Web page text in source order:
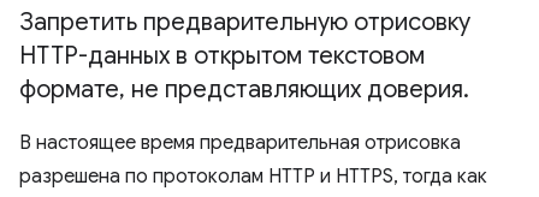
Запретить предварительную отрисовку
HTTP-данных в открытом текстовом
формате, не представляющих доверия.
В настоящее время предварительная отрисовка
разрешена по протоколам HTTP и HTTPS, тогда как